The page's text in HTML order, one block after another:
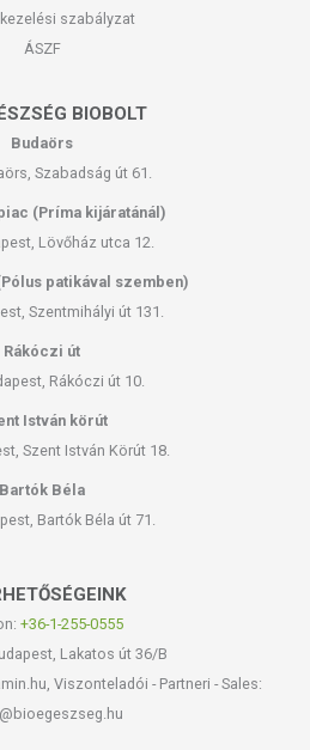
szabályzat
ÁSZF
BIOBOLT
Budaörs
Szabadság út 61.
(Príma kijáratánál)
Lövőház utca 12.
patikával szemben)
Szentmihályi út 131.
Rákóczi út
Rákóczi út 10.
István körút
Szent István Körút 18.
Bartók Béla
Bartók Béla út 71.
+36-1-255-0555
Lakatos út 36/B
Viszonteladói - Partneri - Sales: